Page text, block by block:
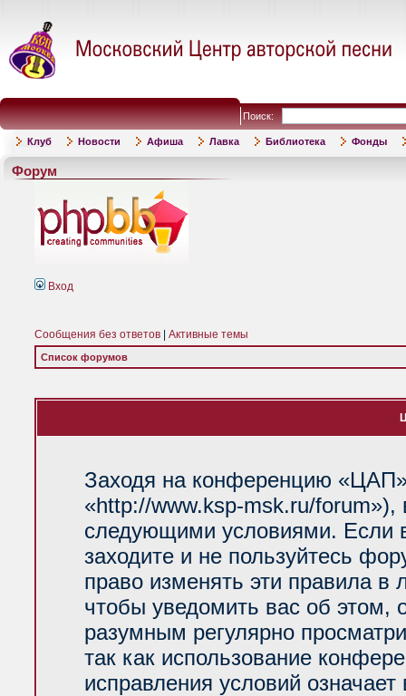
Поиск:
Клуб Новости Афиша Лавка Библиотека Фонды
Форум
Вход
Сообщения без ответов Активные темы
Список форумов
Заходя на конференцию
«http://www.ksp-msk.ru/forum»),
следующими условиями. Если
заходите и не пользуйтесь
право изменять эти правила
чтобы уведомить вас об
разумным регулярно
так как использование
исправления условий